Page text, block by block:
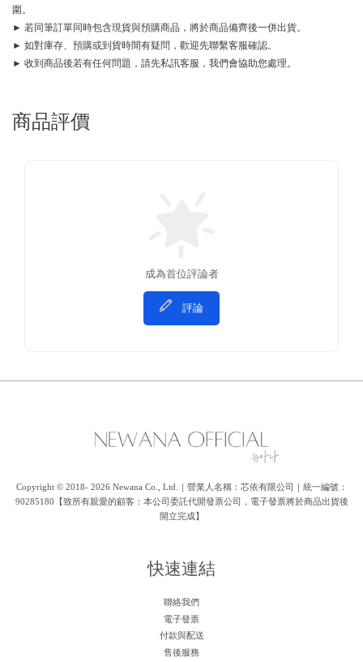
圍。
► 若同筆訂單同時包含現貨與預購商品，將於商品備齊後一併出貨。
► 如對庫存、預購或到貨時間有疑問，歡迎先聯繫客服確認。
► 收到商品後若有任何問題，請先私訊客服，我們會協助您處理。
商品評價
成為首位評論者
評論
Copyright © 2018- 2026 Newana Co., Ltd.｜營業人名稱：芯依有限公司｜統一編號：
90285180【致所有親愛的顧客：本公司委託代開發票公司，電子發票將於商品出貨後
開立完成】
快速連結
聯絡我們
電子發票
付款與配送
售後服務